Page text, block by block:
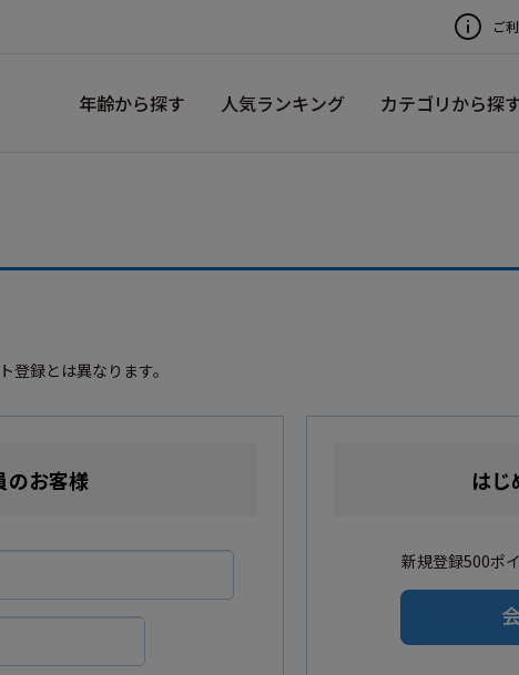
ご
年齢から探す 人気ランキング カテゴリから探
登録とは異なります。
のお客様 はじ
新規登録500ポイン